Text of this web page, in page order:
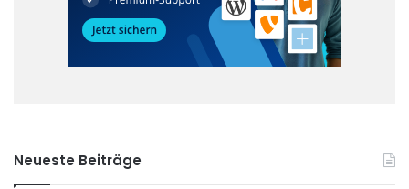
Neueste Beiträge